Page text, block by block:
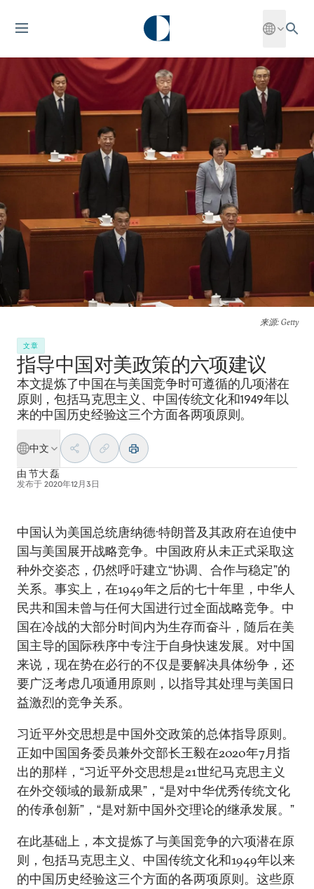
来源: Getty
文章
指导中国对美政策的六项建议
本文提炼了中国在与美国竞争时可遵循的几项潜在
原则，包括马克思主义、中国传统文化和1949年以
来的中国历史经验这三个方面各两项原则。
中文
由 节大 磊
发布于 2020年12月3日
中国认为美国总统唐纳德·特朗普及其政府在迫使中
国与美国展开战略竞争。中国政府从未正式采取这
种外交姿态，仍然呼吁建立“协调、合作与稳定”的
关系。事实上，在1949年之后的七十年里，中华人
民共和国未曾与任何大国进行过全面战略竞争。中
国在冷战的大部分时间内为生存而奋斗，随后在美
国主导的国际秩序中专注于自身快速发展。对中国
来说，现在势在必行的不仅是要解决具体纷争，还
要广泛考虑几项通用原则，以指导其处理与美国日
益激烈的竞争关系。
习近平外交思想是中国外交政策的总体指导原则。
正如中国国务委员兼外交部长王毅在2020年7月指
出的那样，“习近平外交思想是21世纪马克思主义
在外交领域的最新成果”，“是对中华优秀传统文化
的传承创新”，“是对新中国外交理论的继承发展。”
在此基础上，本文提炼了与美国竞争的六项潜在原
则，包括马克思主义、中国传统文化和1949年以来
的中国历史经验这三个方面的各两项原则。这些原